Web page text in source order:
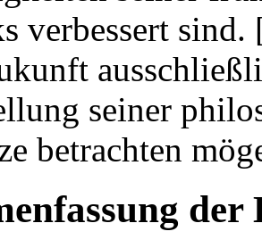
verbessert
seiner
betrachten
der